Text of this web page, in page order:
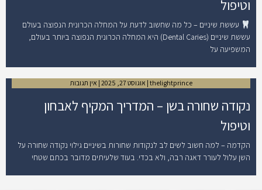
וטיפול
עששת שיניים – כל מה שחשוב לדעת על המחלה הכרונית הנפוצה בעולם
עששת שיניים (Dental Caries) היא המחלה הכרונית הנפוצה ביותר בעולם,
המשפיעה על
נקודה שחורה בשן – המדריך המקיף לאבחון
וטיפול
thelightprince אוגוסט 27, 2025 אין תגובות
הקדמה – למה חשוב לשים לב לנקודות שחורות בשיניים גילוי נקודה שחורה על
השן עלול לעורר דאגה רבה, ולא בכדי. בעוד שלעיתים מדובר בכתם שטחי